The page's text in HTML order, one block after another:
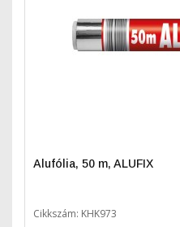
Alufólia, 50 m, ALUFIX
Cikkszám: KHK973